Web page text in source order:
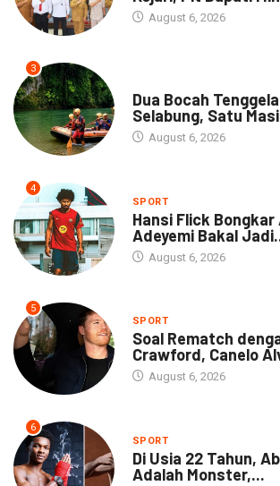
August 6, 2026
3
Dua Bocah
Selabung, Satu
August 6, 2026
4
SPORT
Hansi Flick
Adeyemi Bakal
August 6, 2026
5
SPORT
Soal Rematch
Crawford, Canelo
August 6, 2026
6
SPORT
Di Usia 22 Tahun,
Adalah Monster,...